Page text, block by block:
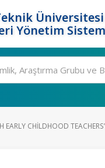
Üniversitesi
Yönetim
EARLY CHILDHOOD